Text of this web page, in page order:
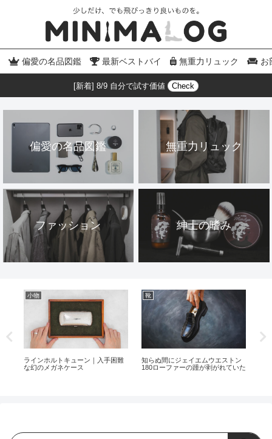
偏愛の名品図鑑 最新ベストバイ 無重力リュック お
[新着] 8/9 自分で試す価値 Check
偏愛の名品図鑑 無重力リュック
ファッション 紳士の嗜み
小物
ラインホルトキューン｜入手困難
な幻のメガネケース
靴
知らぬ間にジェイエムウエストン
180ローファーの踵が剥がれていた